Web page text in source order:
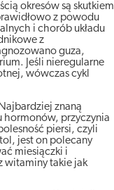
okresów są skutkiem
z powodu
i chorób układu
z
guza,
Jeśli nieregularne
wówczas cykl
znaną
hormonów, przyczynia
piersi, czyli
jest on polecany
miesiączki i
witaminy takie jak